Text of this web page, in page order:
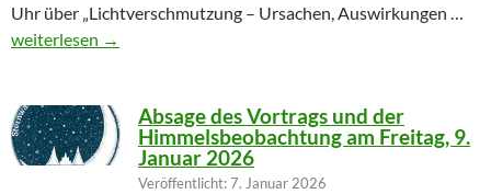
Uhr über „Lichtverschmutzung – Ursachen, Auswirkungen …
Geändertes Vortragsthema 06.03.2026
weiterlesen →
Absage des Vortrags und der
Himmelsbeobachtung am Freitag, 9.
Januar 2026
Veröffentlicht: 7. Januar 2026